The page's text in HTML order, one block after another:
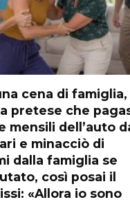
cena di famiglia,
pretese che
mensili dell’auto
e minacciò di
dalla famiglia se
così posai il
«Allora io sono